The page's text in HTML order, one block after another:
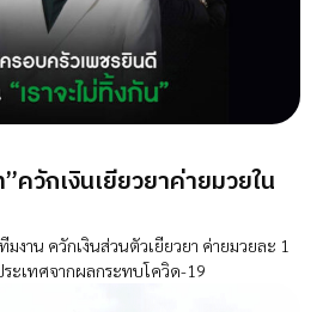
ควักเงินเยียวยาค่ายมวยใน
งาน ควักเงินส่วนตัวเยียวยา ค่ายมวยละ 1
ะเทศจากผลกระทบโควิด-19